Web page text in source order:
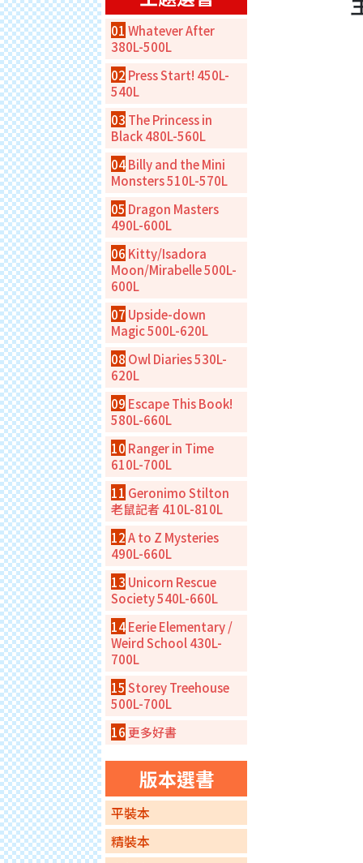
01 Whatever After
380L-500L
02 Press Start! 450L-
540L
03 The Princess in
Black 480L-560L
04Billy and the Mini
Monsters 510L-570L
05 Dragon Masters
490L-600L
06 Kitty/Isadora
Moon/Mirabelle 500L-
600L
07 Upside-down
Magic 500L-620L
08 Owl Diaries 530L-
620L
09 Escape This Book!
580L-660L
10 Ranger in Time
610L-700L
11 Geronimo Stilton
老鼠記者 410L-810L
12A to Z Mysteries
490L-660L
13 Unicorn Rescue
Society 540L-660L
14Eerie Elementary /
Weird School 430L-
700L
15 Storey Treehouse
500L-700L
16更多好書
版本選書
平裝本
精裝本